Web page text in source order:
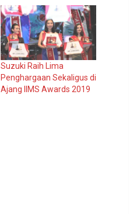
Suzuki Raih Lima
Penghargaan Sekaligus di
Ajang IIMS Awards 2019